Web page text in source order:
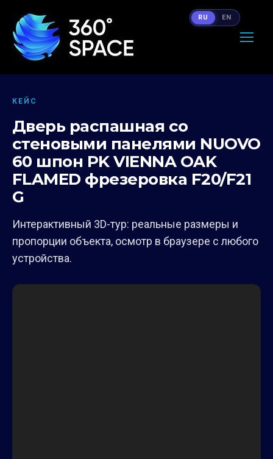
КЕЙС
Дверь распашная со
стеновыми панелями NUOVO
60 шпон PK VIENNA OAK
FLAMED фрезеровка F20/F21
G
Интерактивный 3D-тур: реальные размеры и
пропорции объекта, осмотр в браузере с любого
устройства.
RU EN